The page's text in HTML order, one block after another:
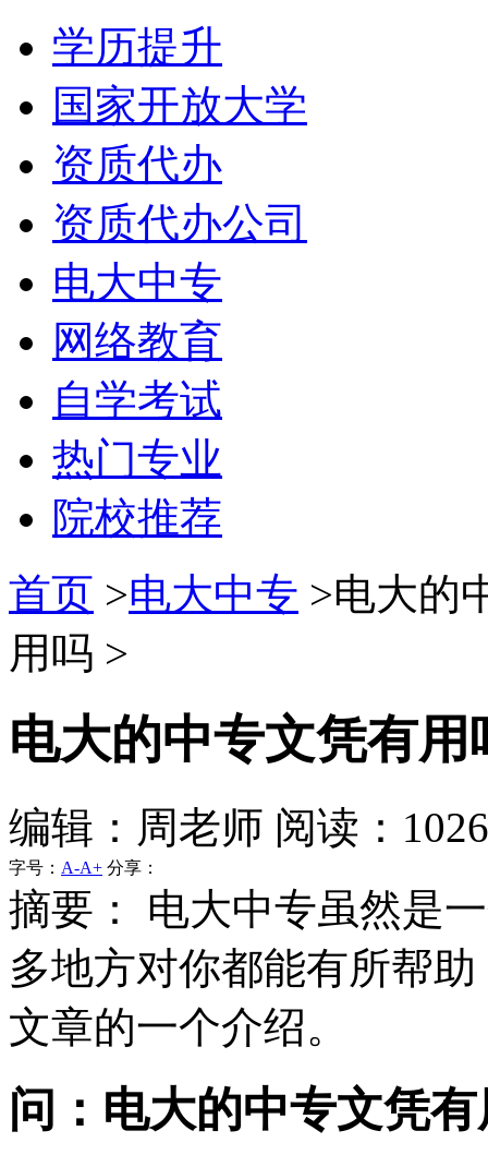
学历提升
国家开放大学
资质代办
资质代办公司
电大中专
网络教育
自学考试
热门专业
院校推荐
首页 >电大中专 >电大的
用吗 >
电大的中专文凭有用
编辑：周老师 阅读：1026
字号： A-A+ 分享：
摘要：
电大中专虽然是
多地方对你都能有所帮
文章的一个介绍。
问：电大的中专文凭